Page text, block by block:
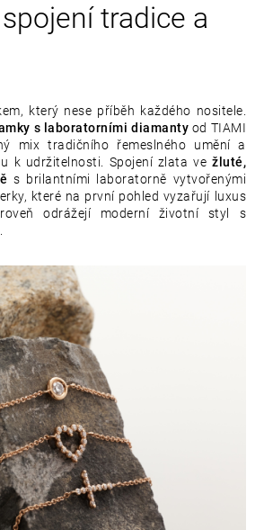
tradice a
který nese příběh každého nositele.
s laboratorními diamanty od TIAMI
mix tradičního řemeslného umění a
k udržitelnosti. Spojení zlata ve žluté,
s brilantními laboratorně vytvořenými
které na první pohled vyzařují luxus
odrážejí moderní životní styl s